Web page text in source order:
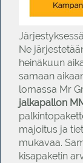
Ne
heinäkuun
samaan
lomassa Mr
jalkapallon
majoitus ja
mukavaa.
kisapaketin